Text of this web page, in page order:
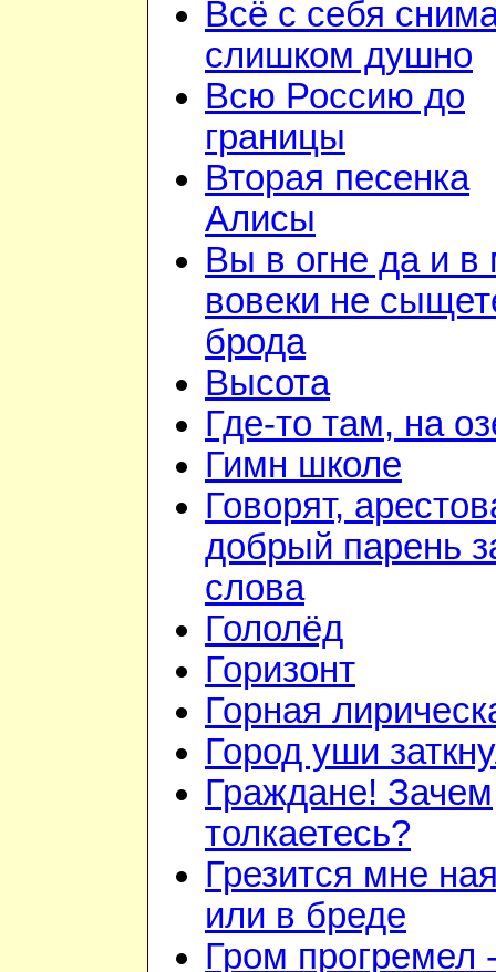
Всё с себя
слишком душно
Всю Россию до
границы
Вторая песенка
Алисы
Вы в огне да и в
вовеки не
брода
Высота
Где-то там, на
Гимн школе
Говорят,
добрый парень
слова
Гололёд
Горизонт
Горная
Город уши
Граждане! Зачем
толкаетесь?
Грезится мне
или в бреде
Гром прогремел